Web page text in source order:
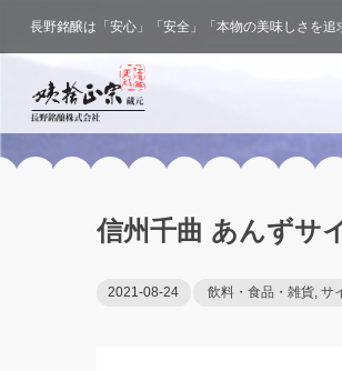
長野銘醸は「安心」「安全」「本物の美味しさを追
信州千曲 あんずサ
2021-08-24 飲料・食品・雑貨, サ